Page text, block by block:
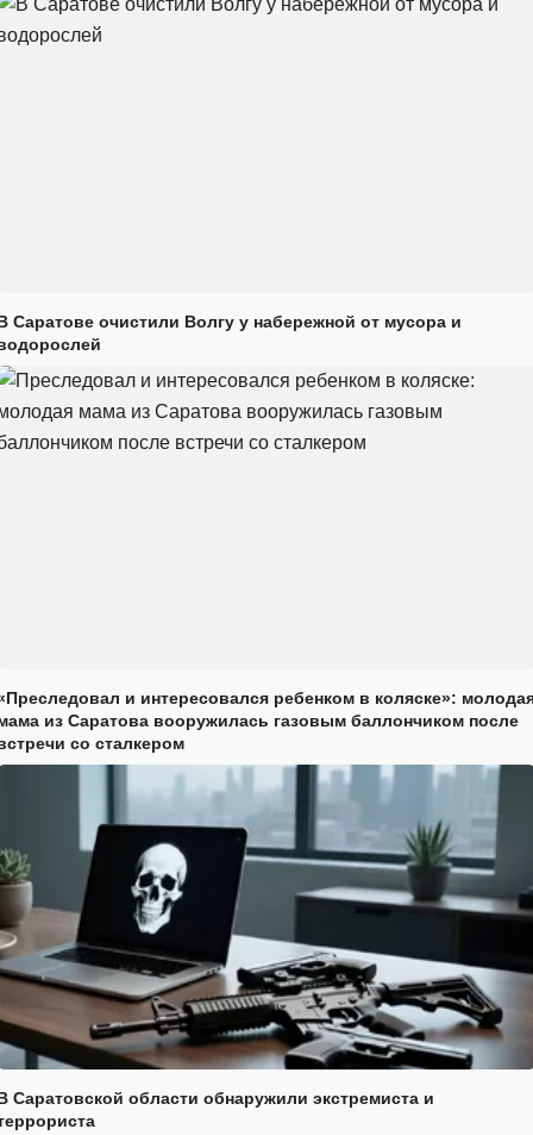
Саратове очистили Волгу у набережной от мусора и
и интересовался ребенком в коляске»:
из Саратова вооружилась газовым баллончиком после
со сталкером
Саратовской области обнаружили экстремиста и